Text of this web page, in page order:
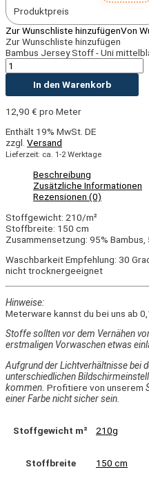
Produktpreis
Zur Wunschliste hinzufügenVon
Zur Wunschliste hinzufügen
Bambus Jersey Stoff - Uni
In den Warenkorb
12,90 € pro Meter
Enthält 19% MwSt. DE
zzgl. Versand
Lieferzeit: ca. 1-2 Werktage
Beschreibung
Zusätzliche Informationen
Rezensionen (0)
Stoffgewicht: 210/m²
Stoffbreite: 150 cm
Zusammensetzung: 95% Bambus,
Waschbarkeit Empfehlung: 30
nicht trocknergeeignet
Hinweise:
Meterware kannst du bei uns ab
Stoffe sollten vor dem Vernähen
erstmaligen Vorwaschen etwas
Aufgrund der Lichtverhältnisse bei
unterschiedlichen
kommen. Profitiere von unserem
einer Farbe nicht sicher sein.
Stoffgewicht m² 210g
Stoffbreite 150 cm